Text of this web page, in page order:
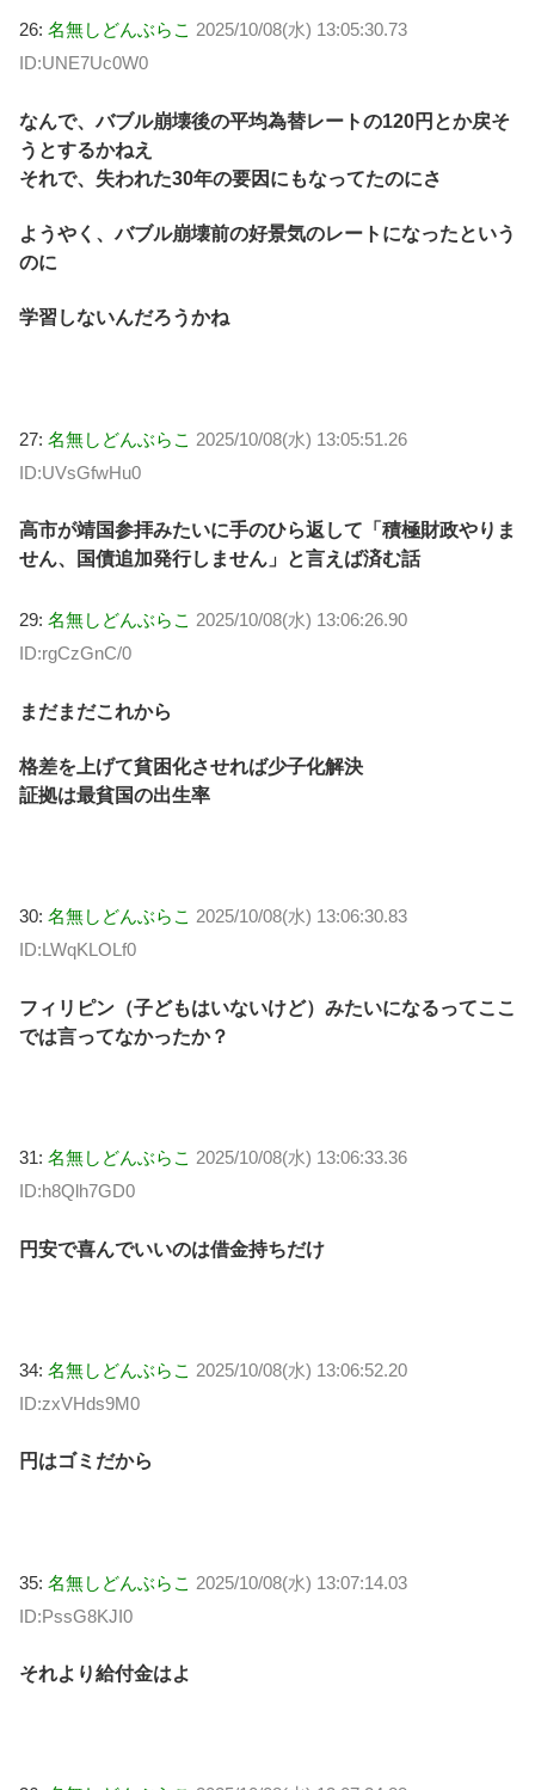
26: 名無しどんぶらこ 2025/10/08(水) 13:05:30.73
ID:UNE7Uc0W0
なんで、バブル崩壊後の平均為替レートの120円とか戻そ
うとするかねえ
それで、失われた30年の要因にもなってたのにさ
ようやく、バブル崩壊前の好景気のレートになったという
のに
学習しないんだろうかね
27: 名無しどんぶらこ 2025/10/08(水) 13:05:51.26
ID:UVsGfwHu0
高市が靖国参拝みたいに手のひら返して「積極財政やりま
せん、国債追加発行しません」と言えば済む話
29: 名無しどんぶらこ 2025/10/08(水) 13:06:26.90
ID:rgCzGnC/0
まだまだこれから
格差を上げて貧困化させれば少子化解決
証拠は最貧国の出生率
30: 名無しどんぶらこ 2025/10/08(水) 13:06:30.83
ID:LWqKLOLf0
フィリピン（子どもはいないけど）みたいになるってここ
では言ってなかったか？
31: 名無しどんぶらこ 2025/10/08(水) 13:06:33.36
ID:h8Qlh7GD0
円安で喜んでいいのは借金持ちだけ
34: 名無しどんぶらこ 2025/10/08(水) 13:06:52.20
ID:zxVHds9M0
円はゴミだから
35: 名無しどんぶらこ 2025/10/08(水) 13:07:14.03
ID:PssG8KJI0
それより給付金はよ